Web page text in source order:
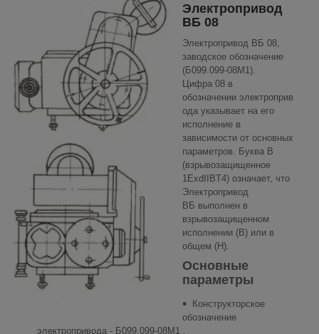
Электропривод
ВБ 08
Электропривод ВБ 08,
заводское обозначение
(Б099.099-08М1).
Цифра 08 в
обозначении электроприв
ода указывает на его
исполнение в
зависимости от основных
параметров. Буква В
(взрывозащищенное
1ExdIIBT4) означает, что
Электропривод
ВБ выполнен в
взрывозащищенном
исполнении (В) или в
общем (Н).
Основные
параметры
Конструкторское
обозначение
электропривода - Б099.099-08М1 .